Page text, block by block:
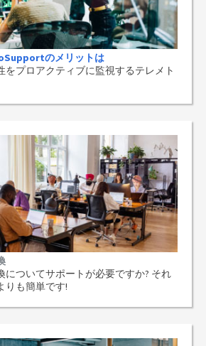
のメリットは
をプロアクティブに監視するテレメト
についてサポートが必要ですか? それ
りも簡単です!